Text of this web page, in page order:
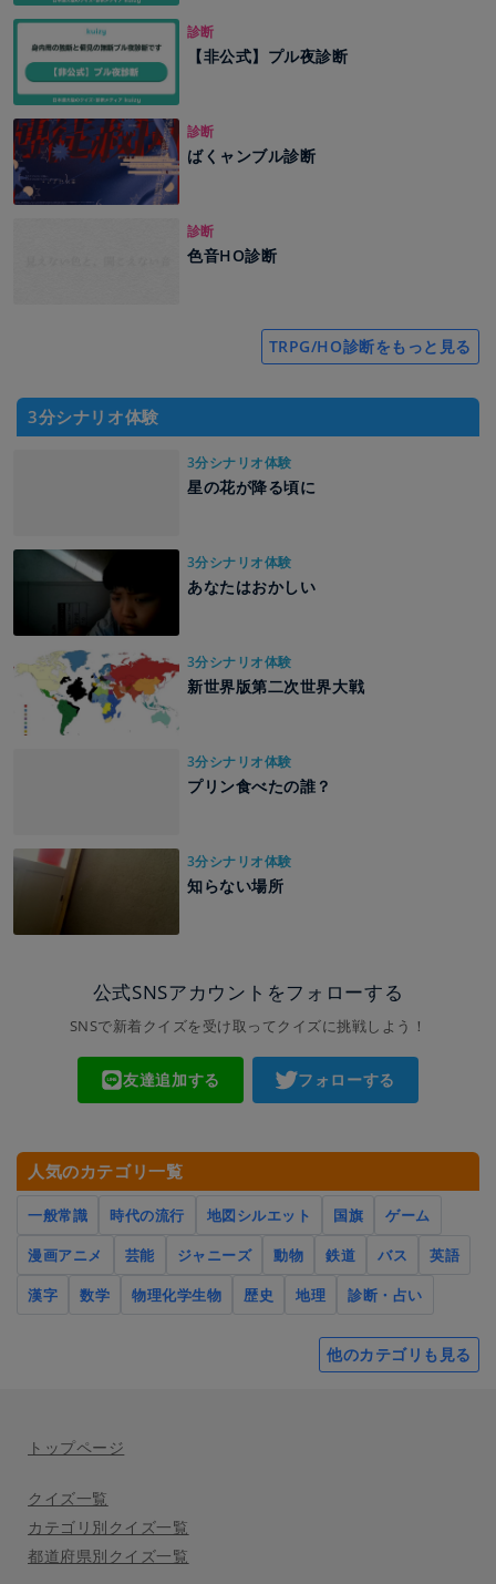
診断
【非公式】プル夜診断
診断
ばくャンブル診断
診断
色音HO診断
TRPG/HO診断をもっと見る
3分シナリオ体験
3分シナリオ体験
星の花が降る頃に
3分シナリオ体験
あなたはおかしい
3分シナリオ体験
新世界版第二次世界大戦
3分シナリオ体験
プリン食べたの誰？
3分シナリオ体験
知らない場所
公式SNSアカウントをフォローする
SNSで新着クイズを受け取ってクイズに挑戦しよう！
友達追加する フォローする
人気のカテゴリ一覧
一般常識 時代の流行 地図シルエット 国旗
ゲーム
漫画アニメ
芸能 ジャニーズ 動物 鉄道 バス
英語
漢字
数学 物理化学生物 歴史 地理 診断・占い
他のカテゴリも見る
トップページ
クイズ一覧
カテゴリ別クイズ一覧
都道府県別クイズ一覧